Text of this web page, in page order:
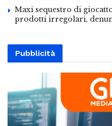
Maxi sequestro di
prodotti irregolari,
Pubblicità